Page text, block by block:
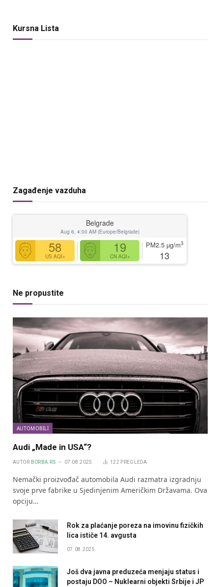
Kursna Lista
Zagađenje vazduha
Belgrade
Aug 6, 4:00 AM (Europe/Belgrade)
58
US AQI+
19
CN AQI+
PM2.5 µg/m3
13
Ne propustite
AUTOMOBILI
Audi „Made in USA“?
AUTOR BORBA.RS 07.08.2025. 122 PREGLEDA
Nemački proizvođač automobila Audi razmatra izgradnju
svoje prve fabrike u Sjedinjenim Američkim Državama. Ova
opciju…
Rok za plaćanje poreza na imovinu fizičkih
lica ističe 14. avgusta
07.08.2025.
Još dva javna preduzeća menjaju status i
postaju DOO – Nuklearni objekti Srbije i JP